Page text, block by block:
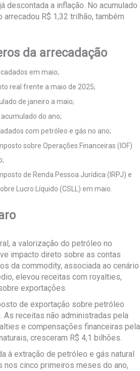
descontada a inflação. No acumulado
arrecadou R$ 1,32 trilhão, também
da arrecadação
em maio;
real frente a maio de 2025;
de janeiro a maio;
do ano;
com petróleo e gás no ano;
sobre Operações Financeiras (IOF)
de Renda Pessoa Jurídica (IRPJ) e
Lucro Líquido (CSLL) em maio.
a valorização do petróleo no
impacto direto sobre as contas
da commodity, associada ao cenário
elevou receitas com royalties,
exportações.
de exportação sobre petróleo
As receitas não administradas pela
e compensações financeiras pela
cresceram R$ 4,1 bilhões.
à extração de petróleo e gás natural
nos cinco primeiros meses do ano,